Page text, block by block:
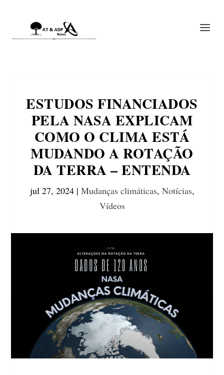
ESTUDOS FINANCIADOS
PELA NASA EXPLICAM
COMO O CLIMA ESTÁ
MUDANDO A ROTAÇÃO
DA TERRA – ENTENDA
jul 27, 2024| Mudanças climáticas, Notícias,
Vídeos